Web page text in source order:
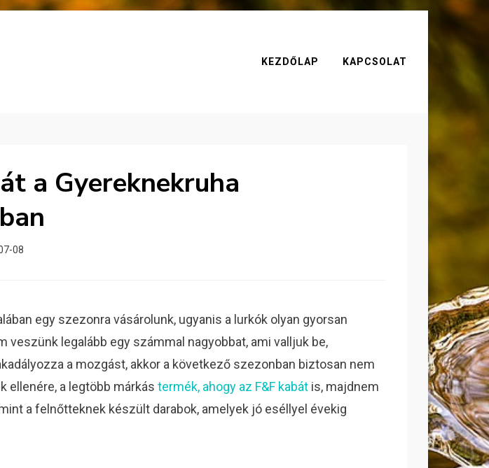
KEZDŐLAP KAPCSOLAT
a Gyereknekruha
08
egy szezonra vásárolunk, ugyanis a lurkók olyan gyorsan
veszünk legalább egy számmal nagyobbat, ami valljuk be,
a mozgást, akkor a következő szezonban biztosan nem
ellenére, a legtöbb márkástermék, ahogy az F&F kabát is, majdnem
a felnőtteknek készült darabok, amelyek jó eséllyel évekig